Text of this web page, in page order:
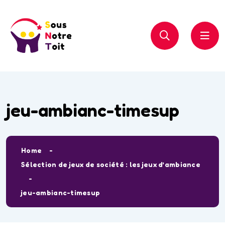
jeu-ambianc-timesup
Home
Sélection de jeux de société : les jeux d’ambiance
jeu-ambianc-timesup